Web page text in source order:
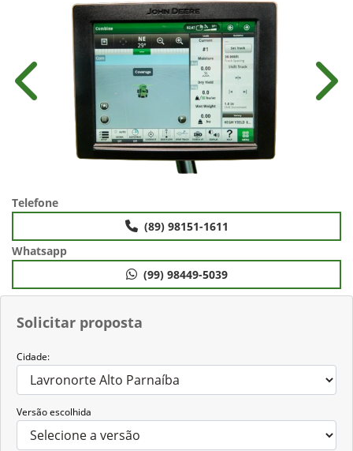
Solicitar proposta
Cidade:
Versão escolhida
Anterior
Telefone
(89) 98151-1611
Whatsapp
(99) 98449-5039